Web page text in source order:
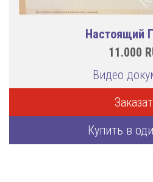
Настоящий
11.000
Видео
Купить в